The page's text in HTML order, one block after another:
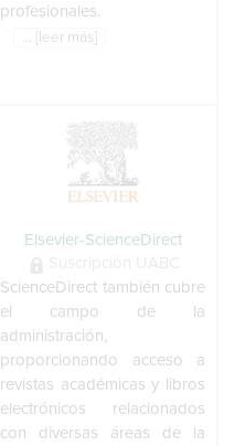
profesionales.
... [leer más]
Elsevier-ScienceDirect
ScienceDirect también cubre
el campo de la
administración,
proporcionando acceso a
revistas académicas y libros
electrónicos relacionados
con diversas áreas de la